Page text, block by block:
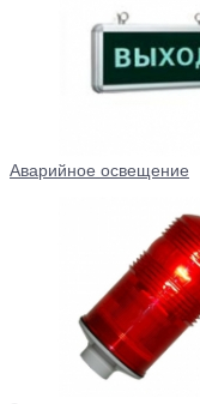
Аварийное освещение